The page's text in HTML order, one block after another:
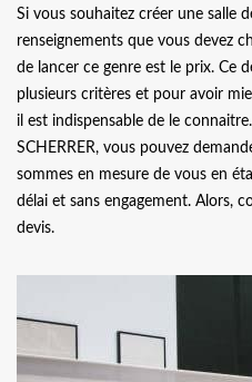
Si vous souhaitez créer une salle
renseignements que vous devez
de lancer ce genre est le prix. Ce
plusieurs critères et pour avoir
il est indispensable de le
SCHERRER, vous pouvez
sommes en mesure de vous en
délai et sans engagement. Alors,
devis.